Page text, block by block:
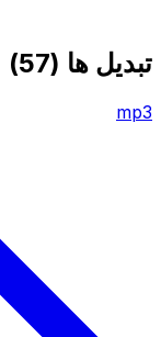
تبدیل ها (57)
mp3